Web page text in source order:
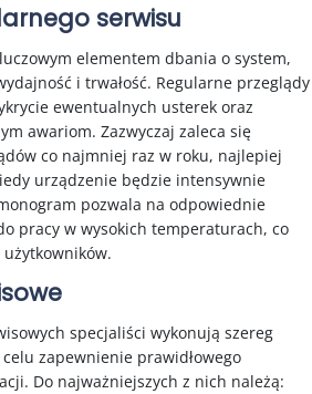
serwisu
elementem dbania o system,
i trwałość. Regularne przeglądy
ewentualnych usterek oraz
awariom. Zazwyczaj zaleca się
co najmniej raz w roku, najlepiej
urządzenie będzie intensywnie
pozwala na odpowiednie
pracy w wysokich temperaturach, co
specjaliści wykonują szereg
zapewnienie prawidłowego
Do najważniejszych z nich należą: